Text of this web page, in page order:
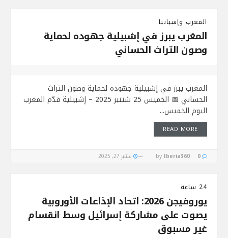
المغرب وإسبانيا
المغرب يبرز في إشبيلية جهوده لحماية
وصون التراث الحساني
المغرب يبرز في إشبيلية جهوده لحماية وصون التراث
الحساني 📅 الخميس 25 شتنبر 2025 – إشبيلية قدّم المغرب
اليوم الخميس...
READ MORE
by Iberia360 شتنبر 27, 2025
24 ساعة
يوروفيجن 2026: اتحاد الإذاعات الأوروبية
يصوت على مشاركة إسرائيل وسط انقسام
غير مسبوق